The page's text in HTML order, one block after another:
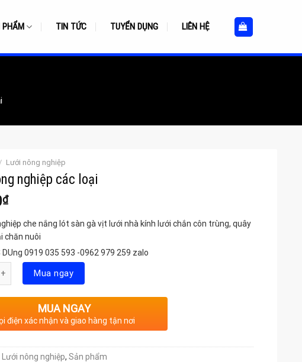
PHẨM TIN TỨC TUYỂN DỤNG LIÊN HỆ
/ Lưới nông nghiệp
nghiệp các loại
₫
che nắng lót sàn gà vịt lưới nhà kính lưới chắn côn trùng, quây
chăn nuôi
DUng 0919 035 593 -0962 979 259 zalo
Mua ngay
MUA NGAY
điện xác nhận và giao hàng tận nơi
Lưới nông nghiệp, Sản phẩm